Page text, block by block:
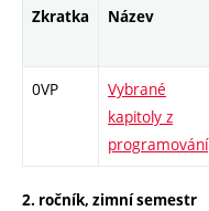
Zkratka Název
0VP
Vybrané
kapitoly z
programování
2. ročník, zimní semestr